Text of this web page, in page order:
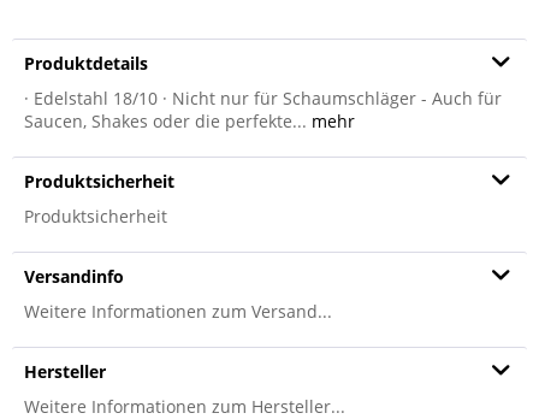
Produktdetails
· Edelstahl 18/10 · Nicht nur für Schaumschläger - Auch für
Saucen, Shakes oder die perfekte... mehr
Produktsicherheit
Produktsicherheit
Versandinfo
Weitere Informationen zum Versand...
Hersteller
Weitere Informationen zum Hersteller...